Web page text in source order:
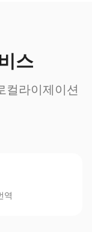
스
컬라이제이션
역